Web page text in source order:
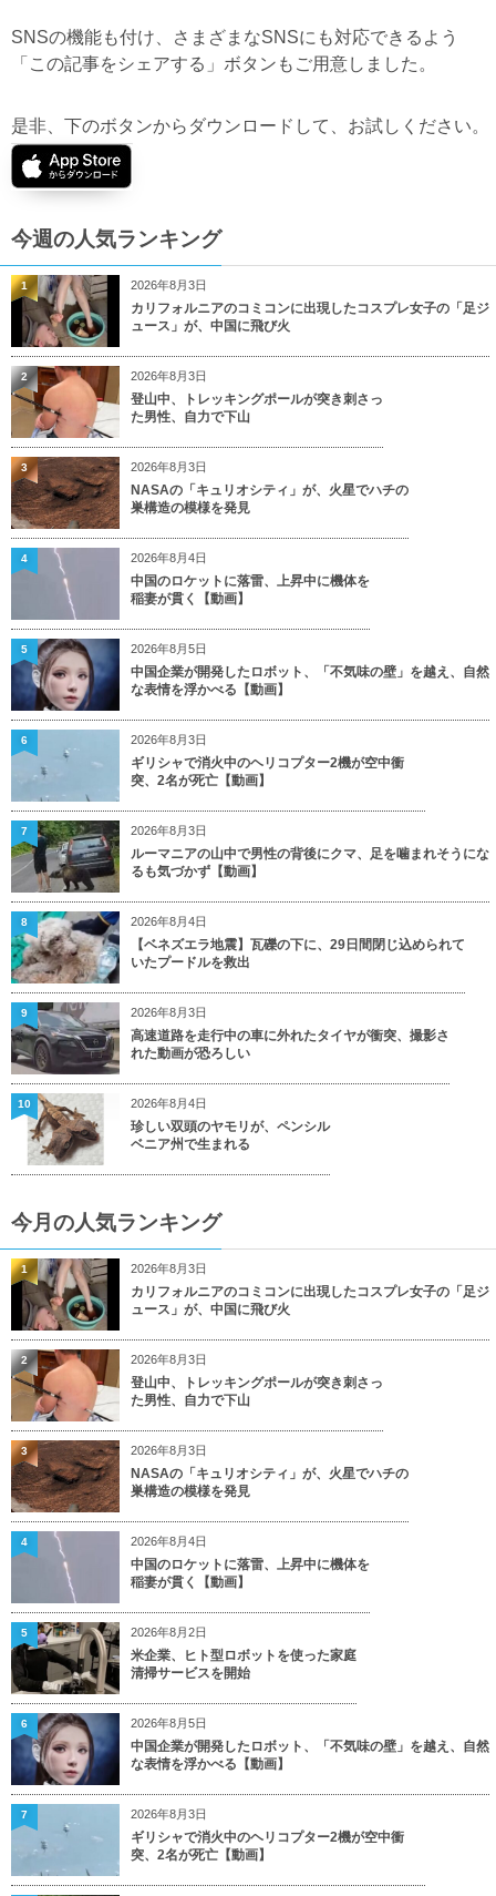
SNSの機能も付け、さまざまなSNSにも対応できるよう
「この記事をシェアする」ボタンもご用意しました。
是非、下のボタンからダウンロードして、お試しください。
今週の人気ランキング
2026年8月3日
カリフォルニアのコミコンに出現したコスプレ女子の「足ジ
ュース」が、中国に飛び火
1
2026年8月3日
登山中、トレッキングポールが突き刺さっ
た男性、自力で下山
2
2026年8月3日
NASAの「キュリオシティ」が、火星でハチの
巣構造の模様を発見
3
2026年8月4日
中国のロケットに落雷、上昇中に機体を
稲妻が貫く【動画】
4
2026年8月5日
中国企業が開発したロボット、「不気味の壁」を越え、自然
な表情を浮かべる【動画】
5
2026年8月3日
ギリシャで消火中のヘリコプター2機が空中衝
突、2名が死亡【動画】
6
2026年8月3日
ルーマニアの山中で男性の背後にクマ、足を噛まれそうにな
るも気づかず【動画】
7
2026年8月4日
【ベネズエラ地震】瓦礫の下に、29日間閉じ込められて
いたプードルを救出
8
2026年8月3日
高速道路を走行中の車に外れたタイヤが衝突、撮影さ
れた動画が恐ろしい
9
2026年8月4日
珍しい双頭のヤモリが、ペンシル
ベニア州で生まれる
10
今月の人気ランキング
2026年8月3日
カリフォルニアのコミコンに出現したコスプレ女子の「足ジ
ュース」が、中国に飛び火
1
2026年8月3日
登山中、トレッキングポールが突き刺さっ
た男性、自力で下山
2
2026年8月3日
NASAの「キュリオシティ」が、火星でハチの
巣構造の模様を発見
3
2026年8月4日
中国のロケットに落雷、上昇中に機体を
稲妻が貫く【動画】
4
2026年8月2日
米企業、ヒト型ロボットを使った家庭
清掃サービスを開始
5
2026年8月5日
中国企業が開発したロボット、「不気味の壁」を越え、自然
な表情を浮かべる【動画】
6
2026年8月3日
ギリシャで消火中のヘリコプター2機が空中衝
突、2名が死亡【動画】
7